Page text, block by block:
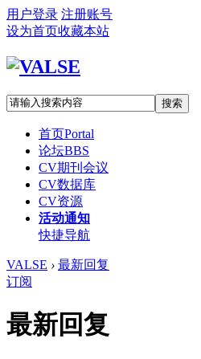
用户登录 注册账号
设为首页收藏本站
搜索
首页Portal
论坛BBS
CV期刊会议
CV数据库
CV资源
活动通知
快捷导航
VALSE › 最新回复
订阅
最新回复